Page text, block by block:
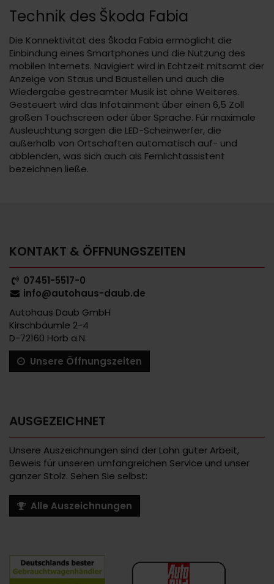
Technik des Škoda Fabia
Die Konnektivität des Škoda Fabia ermöglicht die
Einbindung eines Smartphones und die Nutzung des
mobilen Internets. Navigiert wird in Echtzeit mitsamt der
Anzeige von Staus und Baustellen und auch die
Wiedergabe gestreamter Musik ist ohne Weiteres.
Gesteuert wird das Infotainment über einen 6,5 Zoll
großen Touchscreen oder über Sprache. Für maximale
Ausleuchtung sorgen die LED-Scheinwerfer, die
außerhalb von Ortschaften automatisch auf- und
abblenden, was sich auch als Fernlichtassistent
bezeichnen ließe.
KONTAKT & ÖFFNUNGSZEITEN
07451-5517-0
info@autohaus-daub.de
Autohaus Daub GmbH
Kirschbäumle 2-4
D-72160 Horb a.N.
Unsere Öffnungszeiten
AUSGEZEICHNET
Unsere Auszeichnungen sind der Lohn guter Arbeit,
Beweis für unseren umfangreichen Service und unser
ganzer Stolz. Sehen Sie selbst:
Alle Auszeichnungen